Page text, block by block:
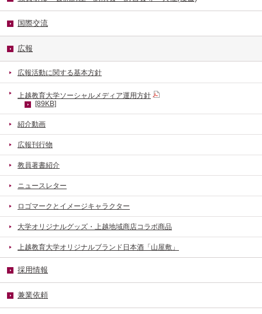
国際交流
広報
広報活動に関する基本方針
上越教育大学ソーシャルメディア運用方針
[89KB]
紹介動画
広報刊行物
教員著書紹介
ニュースレター
ロゴマークとイメージキャラクター
大学オリジナルグッズ・上越地域商店コラボ商品
上越教育大学オリジナルブランド日本酒「山屋敷」
採用情報
兼業依頼